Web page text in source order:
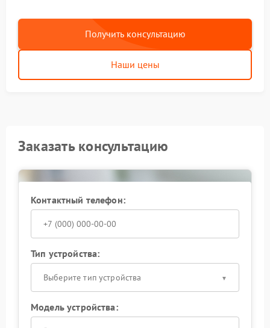
Получить консультацию
Наши цены
Заказать консультацию
Контактный телефон:
Тип устройства:
Выберите тип устройства
Модель устройства: